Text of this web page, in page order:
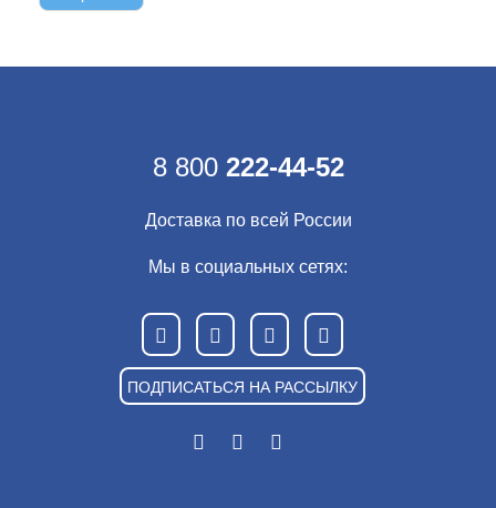
8 800 222-44-52
Доставка по всей России
Мы в социальных сетях:
ПОДПИСАТЬСЯ НА РАССЫЛКУ